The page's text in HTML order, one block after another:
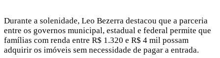
Durante a solenidade, Leo Bezerra destacou que a parceria
entre os governos municipal, estadual e federal permite que
famílias com renda entre R$ 1.320 e R$ 4 mil possam
adquirir os imóveis sem necessidade de pagar a entrada.